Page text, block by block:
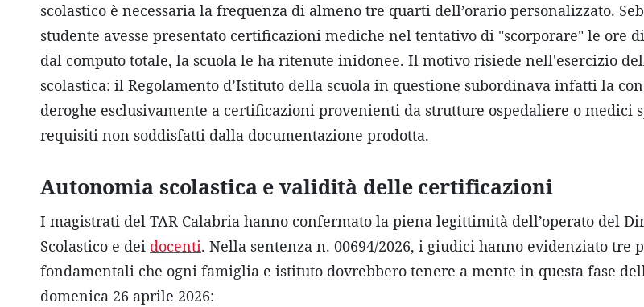
scolastico è necessaria la frequenza di almeno tre quarti dell’orario personalizzato.
studente avesse presentato certificazioni mediche nel tentativo di "scorporare" le ore
dal computo totale, la scuola le ha ritenute inidonee. Il motivo risiede nell'esercizio
scolastica: il Regolamento d’Istituto della scuola in questione subordinava infatti la
deroghe esclusivamente a certificazioni provenienti da strutture ospedaliere o medici
requisiti non soddisfatti dalla documentazione prodotta.
Autonomia scolastica e validità delle certificazioni
I magistrati del TAR Calabria hanno confermato la piena legittimità dell’operato del
Scolastico e dei docenti. Nella sentenza n. 00694/2026, i giudici hanno evidenziato tre
fondamentali che ogni famiglia e istituto dovrebbero tenere a mente in questa fase
domenica 26 aprile 2026: